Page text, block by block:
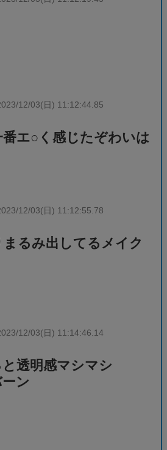
12/03(日) 11:12:44.85
エ○く感じたぞわいは
12/03(日) 11:12:55.78
るみ出してるメイク
12/03(日) 11:14:46.14
透明感マシマシ
ン